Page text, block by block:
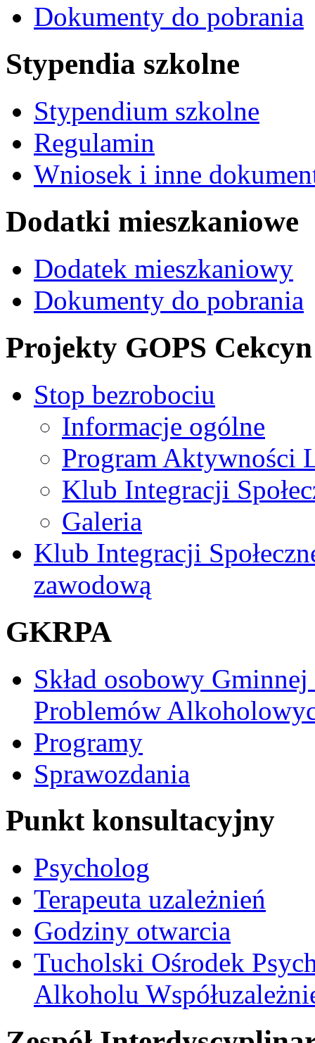
Dokumenty do pobrania
Stypendia szkolne
Stypendium szkolne
Regulamin
Wniosek i inne
Dodatki mieszkaniowe
Dodatek mieszkaniowy
Dokumenty do pobrania
Projekty GOPS Cekcyn
Stop bezrobociu
Informacje ogólne
Program Aktywności
Klub Integracji
Galeria
Klub Integracji
zawodową
GKRPA
Skład osobowy
Problemów
Programy
Sprawozdania
Punkt konsultacyjny
Psycholog
Terapeuta uzależnień
Godziny otwarcia
Tucholski Ośrodek
Alkoholu